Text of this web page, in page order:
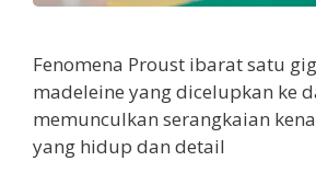
Fenomena Proust ibarat satu
madeleine yang dicelupkan ke
memunculkan serangkaian
yang hidup dan detail